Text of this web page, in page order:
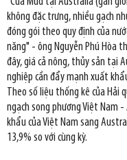
không đặc trưng, nhiều gạch
đóng gói theo quy định của
năng" - ông Nguyễn Phú Hòa
đây, giá cả nông, thủy sản tại
nghiệp cần đẩy mạnh xuất
Theo số liệu thống kê của Hải
ngạch song phương Việt Nam
khẩu của Việt Nam sang
13,9% so với cùng kỳ.